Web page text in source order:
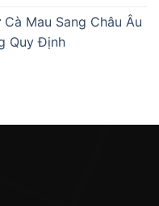
Mau Sang Châu Âu
Quy Định